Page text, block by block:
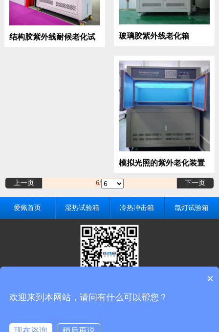
结构胶紫外线耐候老化试
玻璃胶紫外线老化箱
模拟光照的紫外老化装置
上一页 6/ 下一页
爱佩首页 湿热试验箱 冷热冲击箱 氙灯试验箱
扫一扫，更精彩
×
欢迎来到本网站，请问有什么可以帮您？